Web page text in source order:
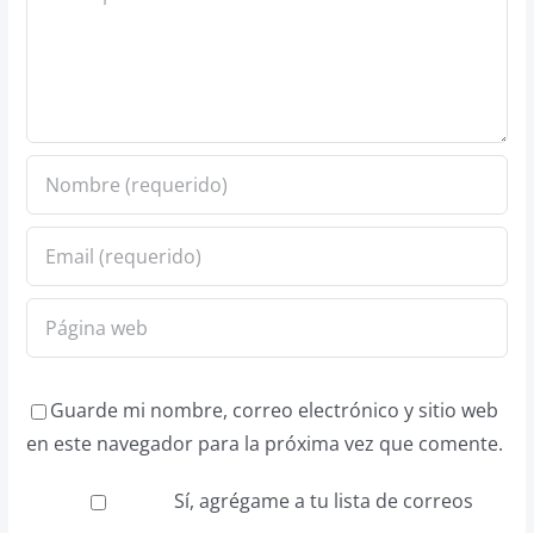
Guarde mi nombre, correo electrónico y sitio web
en este navegador para la próxima vez que comente.
Sí, agrégame a tu lista de correos